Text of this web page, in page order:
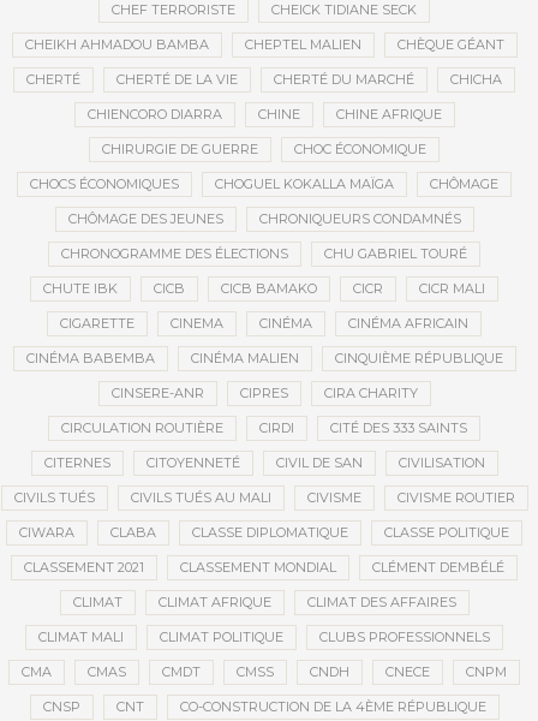
CHEF TERRORISTE CHEICK TIDIANE SECK
CHEIKH AHMADOU BAMBA CHEPTEL MALIEN CHÈQUE GÉANT
CHERTÉ CHERTÉ DE LA VIE CHERTÉ DU MARCHÉ CHICHA
CHIENCORO DIARRA CHINE CHINE AFRIQUE
CHIRURGIE DE GUERRE CHOC ÉCONOMIQUE
CHOCS ÉCONOMIQUES CHOGUEL KOKALLA MAÏGA CHÔMAGE
CHÔMAGE DES JEUNES CHRONIQUEURS CONDAMNÉS
CHRONOGRAMME DES ÉLECTIONS CHU GABRIEL TOURÉ
CHUTE IBK CICB CICB BAMAKO CICR CICR MALI
CIGARETTE CINEMA CINÉMA CINÉMA AFRICAIN
CINÉMA BABEMBA CINÉMA MALIEN CINQUIÈME RÉPUBLIQUE
CINSERE-ANR CIPRES CIRA CHARITY
CIRCULATION ROUTIÈRE CIRDI CITÉ DES 333 SAINTS
CITERNES CITOYENNETÉ CIVIL DE SAN CIVILISATION
CIVILS TUÉS CIVILS TUÉS AU MALI CIVISME CIVISME ROUTIER
CIWARA CLABA CLASSE DIPLOMATIQUE CLASSE POLITIQUE
CLASSEMENT 2021 CLASSEMENT MONDIAL CLÉMENT DEMBÉLÉ
CLIMAT CLIMAT AFRIQUE CLIMAT DES AFFAIRES
CLIMAT MALI CLIMAT POLITIQUE CLUBS PROFESSIONNELS
CMA CMAS CMDT CMSS CNDH CNECE CNPM
CNSP CNT CO-CONSTRUCTION DE LA 4ÈME RÉPUBLIQUE